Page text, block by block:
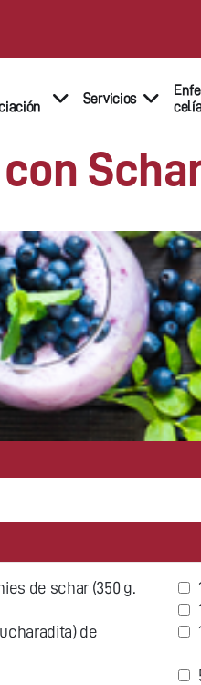
Servicios
de schar (350 g.
de